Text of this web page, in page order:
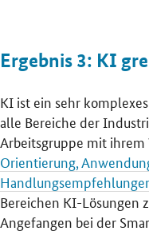
Ergebnis 3: KI
KI ist ein sehr
alle Bereiche der
Arbeitsgruppe mit ihrem
Orientierung,
Bereichen KI-Lösungen
Angefangen bei der